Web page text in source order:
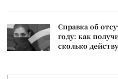
Справка об
году: как
сколько